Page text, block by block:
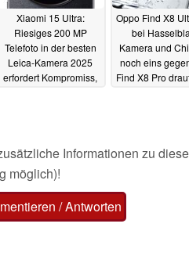
Xiaomi 15 Ultra:
Riesiges 200 MP
Telefoto in der besten
Leica-Kamera 2025
erfordert Kompromiss,
Oppo Find X8
bei
Kamera und
noch eins
Find X8 Pro
Informationen zu
möglich)!
/ Antworten